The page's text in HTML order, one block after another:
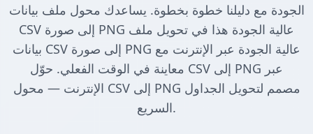
الجودة مع دليلنا خطوة بخطوة. يساعدك محول ملف بيانات
CSV إلى صورة PNG عالية الجودة هذا في تحويل ملف
بيانات CSV إلى صورة PNG عالية الجودة عبر الإنترنت مع
معاينة في الوقت الفعلي. حوّل CSV إلى PNG عبر
الإنترنت — محول CSV إلى PNG مصمم لتحويل الجداول
السريع.